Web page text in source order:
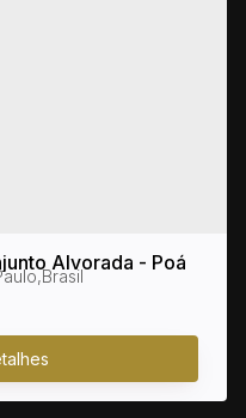
Alvorada - Poá
,Brasil